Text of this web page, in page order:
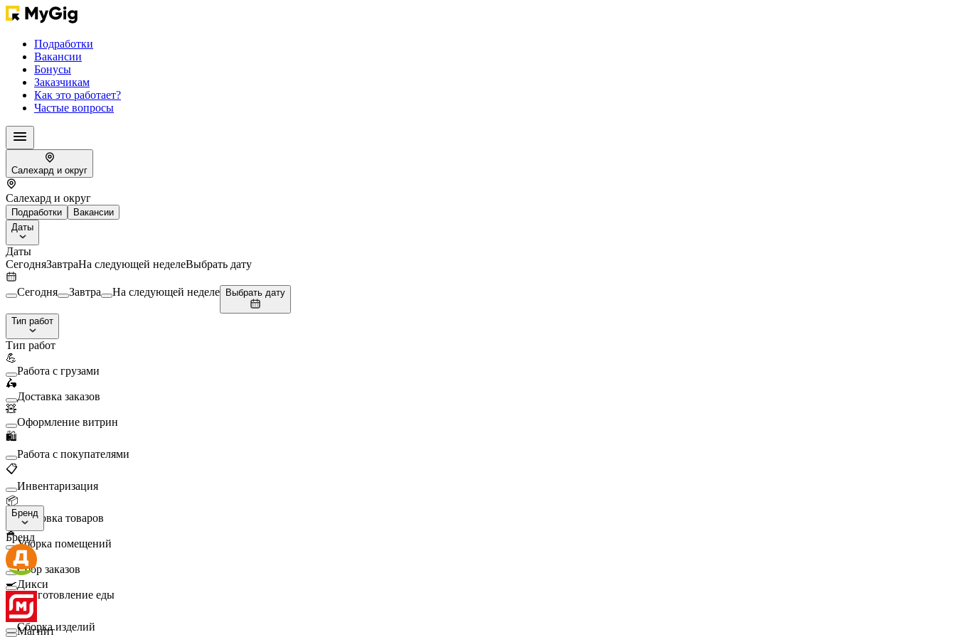
Подработки
Вакансии
Бонусы
Заказчикам
Как это работает?
Частые вопросы
Салехард и округ
Салехард и округ
Подработки
Вакансии
Даты
Даты
СегодняЗавтраНа следующей неделеВыбрать дату
Сегодня Завтра На следующей неделе Выбрать дату
Тип работ
Тип работ
💪
Работа с грузами
🛵
Доставка заказов
🧸
Оформление витрин
🛍️
Работа с покупателями
📋
Инвентаризация
📦
Упаковка товаров
🧹
Уборка помещений
🛒
Сбор заказов
🍳
Приготовление еды
🛠️
Сборка изделий
Бренд
Бренд
Дикси
Магнит